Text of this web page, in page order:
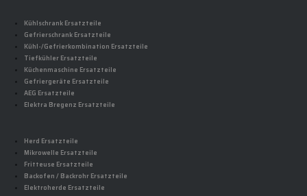
Kühlschrank Ersatzteile
Gefrierschrank Ersatzteile
Kühl-/Gefrierkombination Ersatzteile
Tiefkühler Ersatzteile
Küchenmaschine Ersatzteile
Gefriergeräte Ersatzteile
AEG Ersatzteile
Elektra Bregenz Ersatzteile
Herd Ersatzteile
Mikrowelle Ersatzteile
Fritteuse Ersatzteile
Backofen / Backrohr Ersatzteile
Elektroherde Ersatzteile